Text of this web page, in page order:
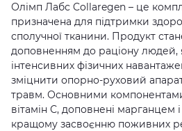
Олімп Лабс Collaregen – це
призначена для підтримки
сполучної тканини. Продукт
доповненням до раціону людей,
інтенсивних фізичних
зміцнити опорно-руховий
травм. Основними
вітамін С, доповнені
кращому засвоєнню поживних